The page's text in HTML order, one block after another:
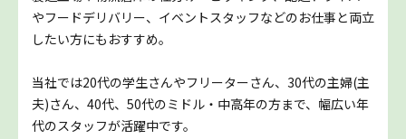
やフードデリバリー、イベントスタッフなどのお仕事と両立
したい方にもおすすめ。
当社では20代の学生さんやフリーターさん、30代の主婦(主
夫)さん、40代、50代のミドル・中高年の方まで、幅広い年
代のスタッフが活躍中です。